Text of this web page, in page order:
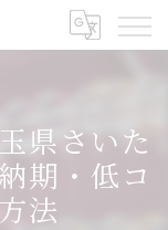
県さいた
期・低コ
法